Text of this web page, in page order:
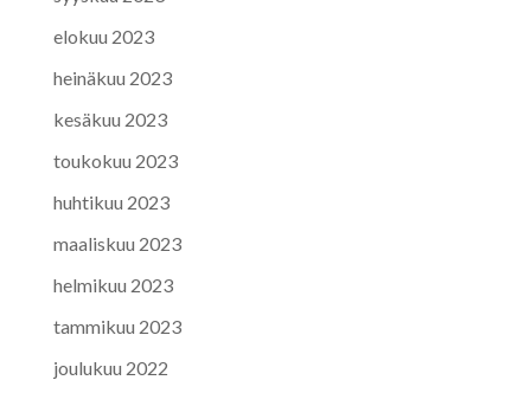
elokuu 2023
heinäkuu 2023
kesäkuu 2023
toukokuu 2023
huhtikuu 2023
maaliskuu 2023
helmikuu 2023
tammikuu 2023
joulukuu 2022